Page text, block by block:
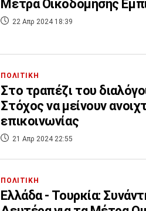
Μέτρα Οικοδόμησης
22 Απρ 2024 18:39
ΠΟΛΙΤΙΚΗ
Στο τραπέζι του
Στόχος να μείνουν
επικοινωνίας
21 Απρ 2024 22:55
ΠΟΛΙΤΙΚΗ
Ελλάδα - Τουρκία: